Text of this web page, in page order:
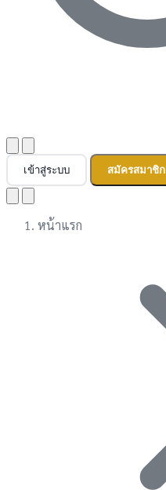
เข้าสู่ระบบ สมัครสมาชิก
หน้าแรก